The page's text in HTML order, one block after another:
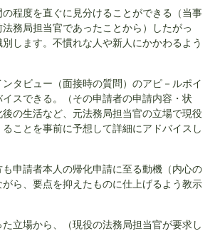
程度を直ぐに見分けることができる（当事
務局担当官であったことから）したがっ
します。不慣れな人や新人にかかわるよう
タビュー（面接時の質問）のアピ－ルポイ
スできる。（その申請者の申請内容・状
の生活など、元法務局担当官の立場で現役
ことを事前に予想して詳細にアドバイスし
申請者本人の帰化申請に至る動機（内心の
ら、要点を抑えたものに仕上げるよう教示
立場から、（現役の法務局担当官が要求し